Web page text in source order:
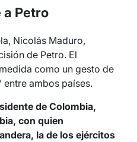
Petro
Nicolás Maduro,
de Petro. El
como un gesto de
entre ambos países.
de Colombia,
con quien
la de los ejércitos